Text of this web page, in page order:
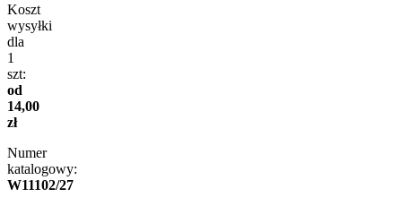
Koszt
wysyłki
dla
1
szt:
od
14,00
zł
Numer
katalogowy:
W11102/27